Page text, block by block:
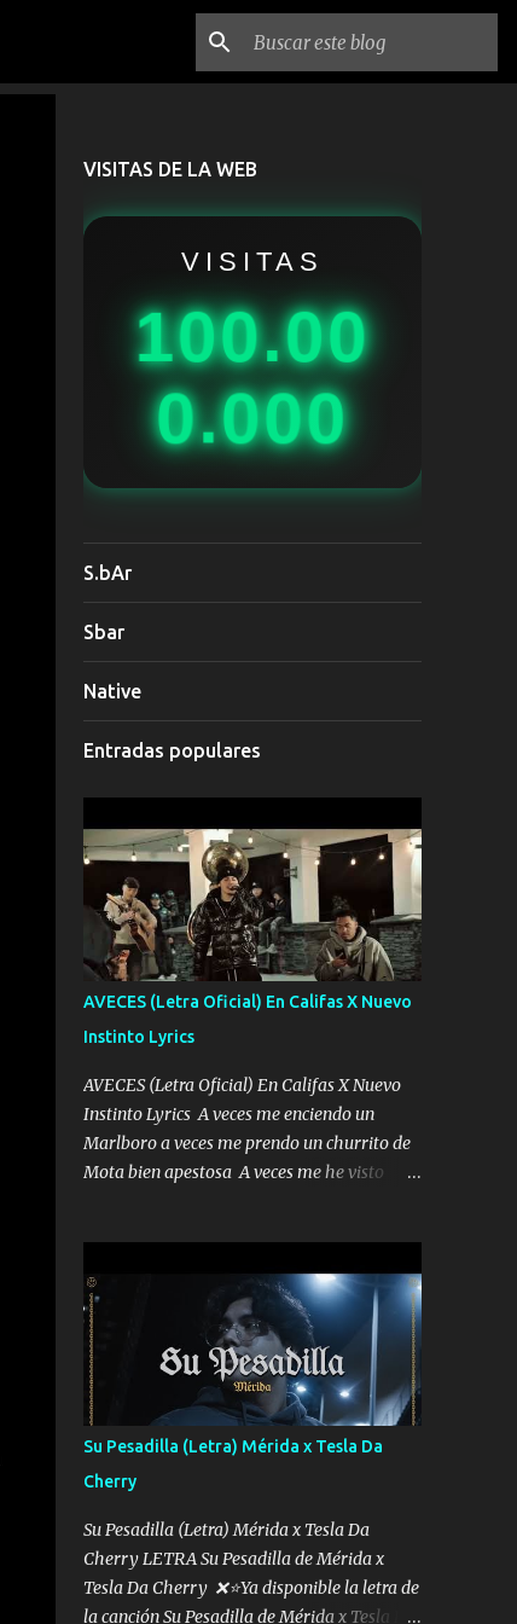
VISITAS DE LA WEB
VISITAS
100.00
0.000
S.bAr
Sbar
Native
Entradas populares
AVECES (Letra Oficial) En Califas X Nuevo
Instinto Lyrics
AVECES (Letra Oficial) En Califas X Nuevo
Instinto Lyrics A veces me enciendo un
Marlboro a veces me prendo un churrito de
Mota bien apestosa A veces me he visto
me mandó yo tengo el control a todos yo les
paro el dedo soy hocicon un malcriado un
malandrón Que Les importa no saben nada
falsas las risas las que me miran hay gente
corriente no quieren verte subir de level
trucha mis plebes Música A veces me pongo
un sombrero a veces me ven la cachucha de
lado con la mirada siempre en alto A veces
me fajó una super o a veces me fajó una
Glock siempre armado todas las
generaciones yo traigo El chiste es que hago
lo que quiero pues así soy me mandó yo
Su Pesadilla (Letra) Mérida x Tesla Da
Cherry
Su Pesadilla (Letra) Mérida x Tesla Da
Cherry LETRA Su Pesadilla de Mérida x
Tesla Da Cherry ❌⭐Ya disponible la letra de
la canción Su Pesadilla de Mérida x Tesla Da